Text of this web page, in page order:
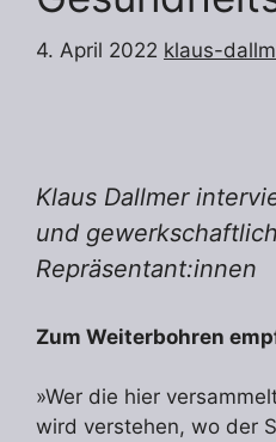
4. April 2022 klaus-
Klaus Dallmer
und
Repräsentant:innen
Zum Weiterbohren
»Wer die hier
wird verstehen, wo der